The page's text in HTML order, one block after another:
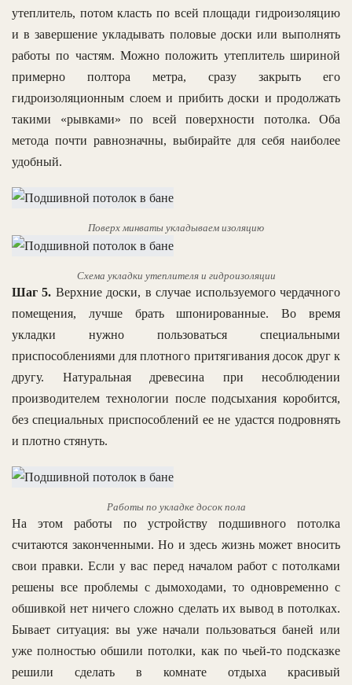
утеплитель, потом класть по всей площади гидроизоляцию
и в завершение укладывать половые доски или выполнять
работы по частям. Можно положить утеплитель шириной
примерно полтора метра, сразу закрыть его
гидроизоляционным слоем и прибить доски и продолжать
такими «рывками» по всей поверхности потолка. Оба
метода почти равнозначны, выбирайте для себя наиболее
удобный.
Поверх минваты укладываем изоляцию
Схема укладки утеплителя и гидроизоляции
Шаг 5. Верхние доски, в случае используемого чердачного
помещения, лучше брать шпонированные. Во время
укладки нужно пользоваться специальными
приспособлениями для плотного притягивания досок друг к
другу. Натуральная древесина при несоблюдении
производителем технологии после подсыхания коробится,
без специальных приспособлений ее не удастся подровнять
и плотно стянуть.
Работы по укладке досок пола
На этом работы по устройству подшивного потолка
считаются законченными. Но и здесь жизнь может вносить
свои правки. Если у вас перед началом работ с потолками
решены все проблемы с дымоходами, то одновременно с
обшивкой нет ничего сложно сделать их вывод в потолках.
Бывает ситуация: вы уже начали пользоваться баней или
уже полностью обшили потолки, как по чьей-то подсказке
решили сделать в комнате отдыха красивый